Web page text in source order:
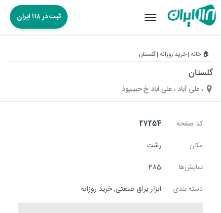
Toggle
ثبت در ۱۱۸ ایران
🏠 خانه |خرید روزانه |گلستان
گلستان
، علی آباد ، علی اباد خ حبیبپوذ
کد صفحه
27254
مکان
رشت
نمایش‌ها
485
دسته بندی
ابزار یراق صنعتی,خرید روزانه